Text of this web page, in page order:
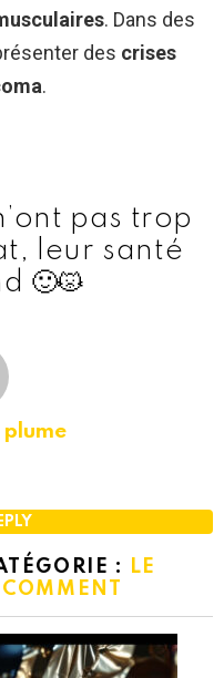
. Dans des
des crises
.
pas trop
leur santé
🙂😾
plume
:
LE